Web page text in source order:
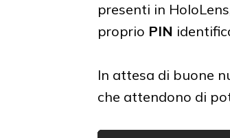
presenti in
proprio PIN
In attesa di buone
che attendono di